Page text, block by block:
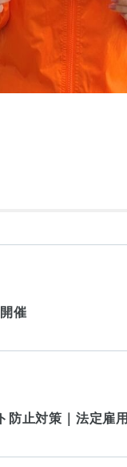
催
防止対策｜法定雇